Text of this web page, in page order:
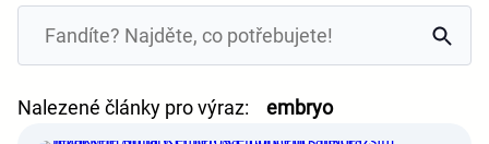
Nalezené články pro výraz: embryo